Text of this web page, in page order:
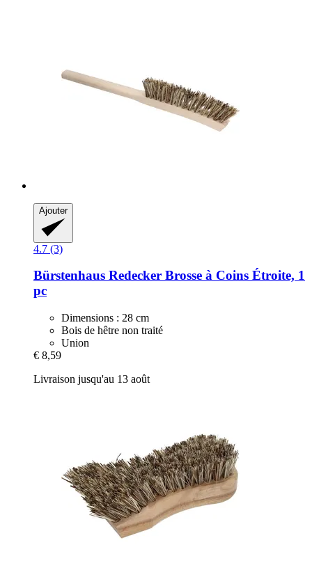
Ajouter
4.7 (3)
Bürstenhaus Redecker Brosse à Coins Étroite, 1
pc
Dimensions : 28 cm
Bois de hêtre non traité
Union
€ 8,59
Livraison jusqu'au 13 août